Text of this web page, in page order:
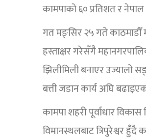
कामपाको ६० प्रतिशत र
गत मङ्सिर २५ गते काठमाडौँ
हस्ताक्षर गरेसँगै
झिलीमिली बनाएर उज्यालो
बत्ती जडान कार्य अघि
कामपा शहरी पूर्वाधार विकास
विमानस्थलबाट त्रिपुरेश्वर